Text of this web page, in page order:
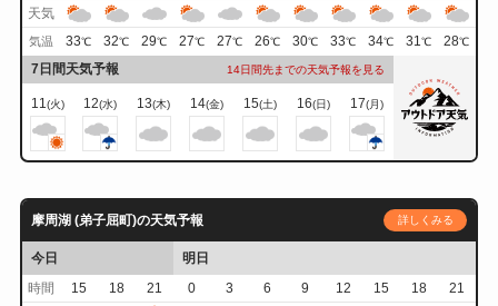
天気
気温 33℃ 32℃ 29℃ 27℃ 27℃ 26℃ 30℃ 33℃ 34℃ 31℃ 28℃
7日間天気予報 14日間先までの天気予報を見る
11(火) 12(水) 13(木) 14(金) 15(土) 16(日) 17(月)
摩周湖 (弟子屈町)の天気予報 詳しくみる
今日
明日
時間
15 18 21 0 3 6 9 12 15 18
21